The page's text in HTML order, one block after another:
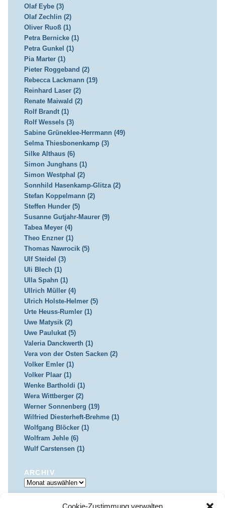
Cookie-Zustimmung verwalten
Olaf Eybe (3)
Olaf Zechlin (2)
Oliver Ruoß (1)
Petra Bernicke (1)
Petra Gunkel (1)
Pia Marter (1)
Pieter Roggeband (2)
Rebecca Lackmann (19)
Reinhard Laser (2)
Renate Maiwald (2)
Rolf Brandt (1)
Rolf Wessels (3)
Sabine Grüneklee-Herrmann (49)
Selma Thiesbonenkamp (3)
Silke Althaus (6)
Simon Junghans (1)
Simon Westphal (2)
Sonnhild Hasenkamp-Glitza (2)
Stefan Koppelmann (2)
Steffen Hunder (5)
Susanne Gutjahr-Maurer (9)
Tabea Meyer (4)
Theo Enzner (1)
Thomas Nawrocik (5)
Ulf Steidel (3)
Uli Blech (1)
Ulla Spahn (1)
Ullrich Müller (4)
Ulrich Holste-Helmer (5)
Urte Heuss-Rumler (1)
Uwe Matysik (2)
Uwe Paulukat (5)
Valeria Danckwerth (1)
Vera von der Osten Sacken (2)
Volker Emler (1)
Volker Plaar (1)
Wenke Bartholdi (1)
Wera Wittberger (2)
Werner Sonnenberg (19)
Wilfried Diesterheft-Brehme (1)
Wolfgang Blöcker (1)
Wolfram Jehle (6)
Wulf Carstensen (1)
ARCHIV
Archiv